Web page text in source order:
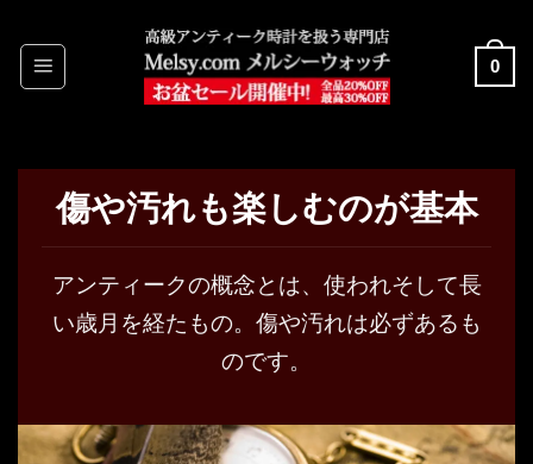
to
content
0
傷や汚れも楽しむのが基本
アンティークの概念とは、使われそして長
い歳月を経たもの。傷や汚れは必ずあるも
のです。